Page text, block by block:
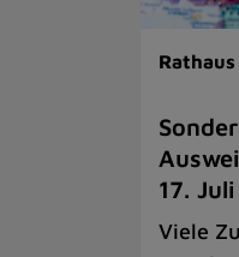
Rathaus
17. Juli
Viele